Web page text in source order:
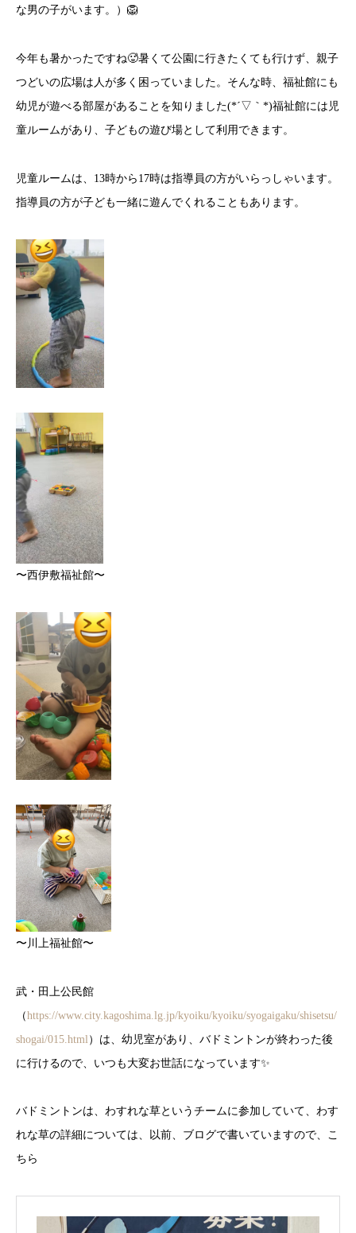
な男の子がいます。）🦁
今年も暑かったですね🥵暑くて公園に行きたくても行けず、親子
つどいの広場は人が多く困っていました。そんな時、福祉館にも
幼児が遊べる部屋があることを知りました(*´▽｀*)福祉館には児
童ルームがあり、子どもの遊び場として利用できます。
児童ルームは、13時から17時は指導員の方がいらっしゃいます。
指導員の方が子ども一緒に遊んでくれることもあります。
〜西伊敷福祉館〜
〜川上福祉館〜
武・田上公民館
（https://www.city.kagoshima.lg.jp/kyoiku/kyoiku/syogaigaku/shisetsu/
shogai/015.html ）は、幼児室があり、バドミントンが終わった後
に行けるので、いつも大変お世話になっています✨
バドミントンは、わすれな草というチームに参加していて、わす
れな草の詳細については、以前、ブログで書いていますので、こ
ちら